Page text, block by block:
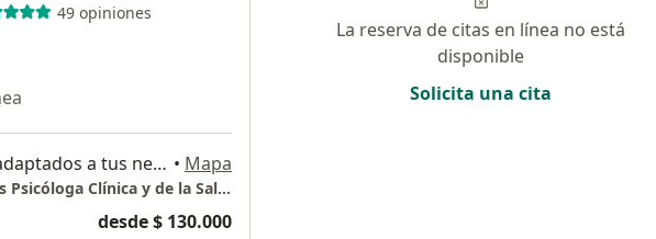
49 opiniones
Horarios flexibles y adaptados a tus necesidades., Cali • Mapa
Dra. Aura Isabel Vargas Psicóloga Clínica y de la Salud - Consultorio en línea Cali
desde $ 130.000
La reserva de citas en línea no está
disponible
Solicita una cita